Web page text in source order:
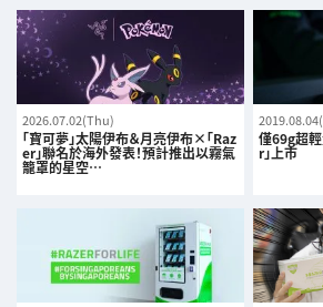
2026.07.02(Thu)
「寶可夢」太陽伊布＆月亮伊布×「Raz
er」聯名於海外發表！預計推出以霧氣
籠罩的星空…
僅69g超
r」上市